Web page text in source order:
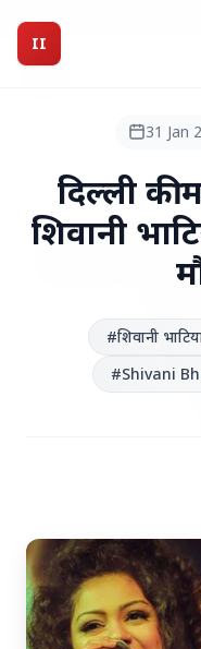
Breaking News:
II
HEADLINES
7 Jun 2026
II
31 Jan
दिल्ली की
शिवानी
#शिवानी
#Shivani